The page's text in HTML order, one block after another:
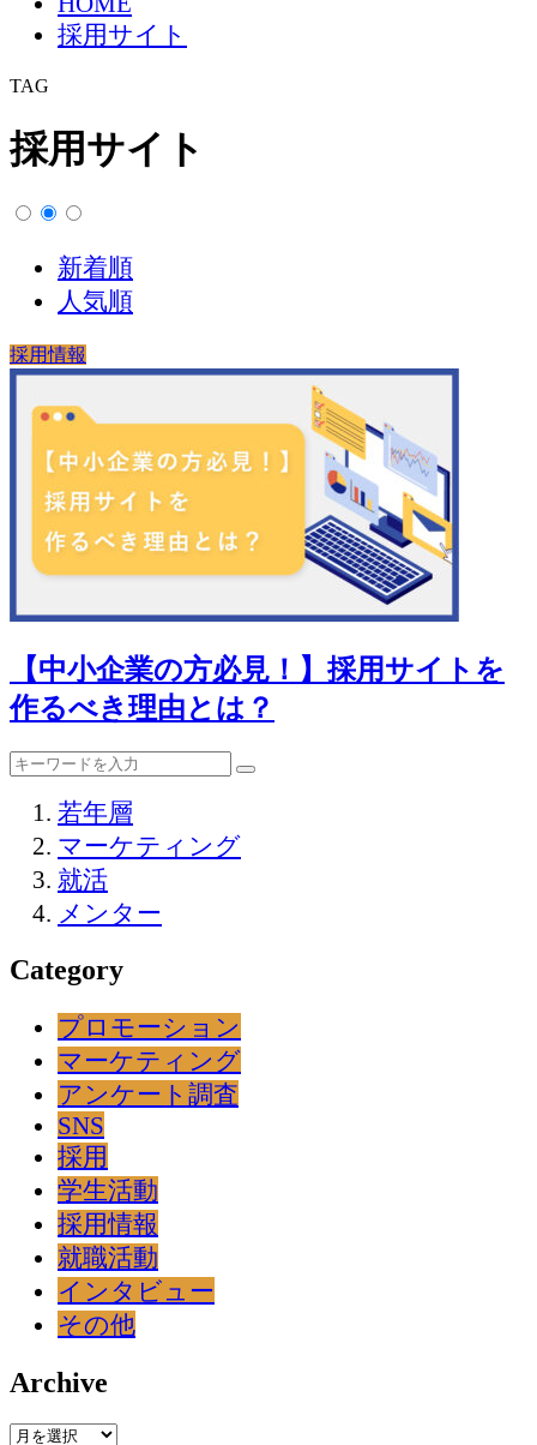
採用サイト
TAG
採用サイト
新着順
人気順
採用情報
【中小企業の方必見！】採用サイトを
作るべき理由とは？
若年層
マーケティング
就活
メンター
Category
プロモーション
マーケティング
アンケート調査
SNS
採用
学生活動
採用情報
就職活動
インタビュー
その他
Archive
Archive